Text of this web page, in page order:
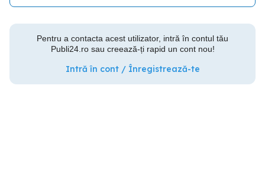
Pentru a contacta acest utilizator, intră în contul tău
Publi24.ro sau creează-ți rapid un cont nou!
Intră în cont / Înregistrează-te